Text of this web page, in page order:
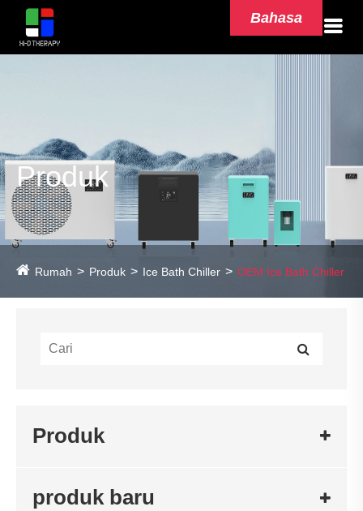
Bahasa
Produk
Rumah Produk Ice Bath Chiller OEM Ice Bath Chiller
Produk
produk baru